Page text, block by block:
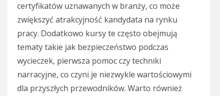
certyfikatów uznawanych w branży, co może
zwiększyć atrakcyjność kandydata na rynku
pracy. Dodatkowo kursy te często obejmują
tematy takie jak bezpieczeństwo podczas
wycieczek, pierwsza pomoc czy techniki
narracyjne, co czyni je niezwykle wartościowymi
dla przyszłych przewodników. Warto również